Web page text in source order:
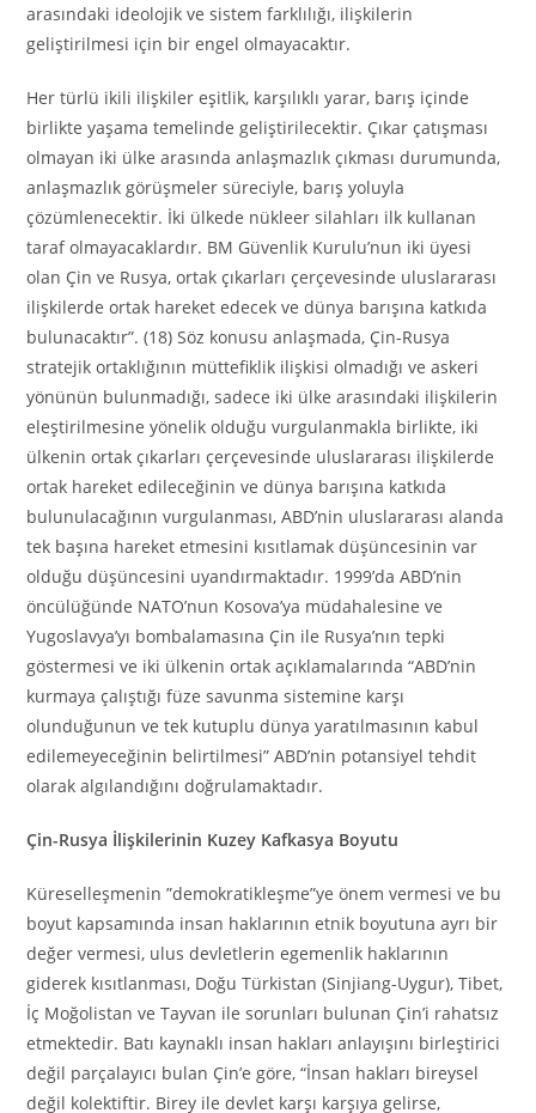
arasındaki ideolojik ve sistem farklılığı, ilişkilerin
geliştirilmesi için bir engel olmayacaktır.
Her türlü ikili ilişkiler eşitlik, karşılıklı yarar, barış içinde
birlikte yaşama temelinde geliştirilecektir. Çıkar çatışması
olmayan iki ülke arasında anlaşmazlık çıkması durumunda,
anlaşmazlık görüşmeler süreciyle, barış yoluyla
çözümlenecektir. İki ülkede nükleer silahları ilk kullanan
taraf olmayacaklardır. BM Güvenlik Kurulu’nun iki üyesi
olan Çin ve Rusya, ortak çıkarları çerçevesinde uluslararası
ilişkilerde ortak hareket edecek ve dünya barışına katkıda
bulunacaktır”. (18) Söz konusu anlaşmada, Çin-Rusya
stratejik ortaklığının müttefiklik ilişkisi olmadığı ve askeri
yönünün bulunmadığı, sadece iki ülke arasındaki ilişkilerin
eleştirilmesine yönelik olduğu vurgulanmakla birlikte, iki
ülkenin ortak çıkarları çerçevesinde uluslararası ilişkilerde
ortak hareket edileceğinin ve dünya barışına katkıda
bulunulacağının vurgulanması, ABD’nin uluslararası alanda
tek başına hareket etmesini kısıtlamak düşüncesinin var
olduğu düşüncesini uyandırmaktadır. 1999’da ABD’nin
öncülüğünde NATO’nun Kosova’ya müdahalesine ve
Yugoslavya’yı bombalamasına Çin ile Rusya’nın tepki
göstermesi ve iki ülkenin ortak açıklamalarında “ABD’nin
kurmaya çalıştığı füze savunma sistemine karşı
olunduğunun ve tek kutuplu dünya yaratılmasının kabul
edilemeyeceğinin belirtilmesi” ABD’nin potansiyel tehdit
olarak algılandığını doğrulamaktadır.
Çin-Rusya İlişkilerinin Kuzey Kafkasya Boyutu
Küreselleşmenin ”demokratikleşme”ye önem vermesi ve bu
boyut kapsamında insan haklarının etnik boyutuna ayrı bir
değer vermesi, ulus devletlerin egemenlik haklarının
giderek kısıtlanması, Doğu Türkistan (Sinjiang-Uygur), Tibet,
İç Moğolistan ve Tayvan ile sorunları bulunan Çin’i rahatsız
etmektedir. Batı kaynaklı insan hakları anlayışını birleştirici
değil parçalayıcı bulan Çin’e göre, “İnsan hakları bireysel
değil kolektiftir. Birey ile devlet karşı karşıya gelirse,